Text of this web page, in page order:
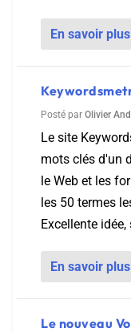
En savoir plus
Posté par Olivier
Le site
mots clés d'un
le Web et les
les 50 termes
Excellente idée,
En savoir plus
Le nouveau